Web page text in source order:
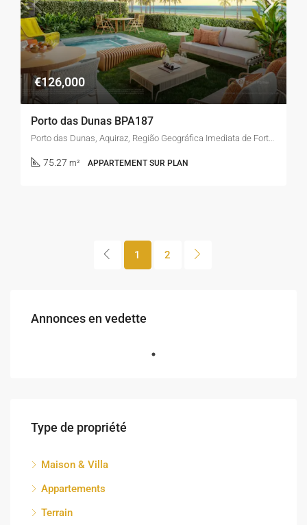
€126,000
Porto das Dunas BPA187
Porto das Dunas, Aquiraz, Região Geográfica Imediata de Fortaleza, Região Geográfica Intermediária de Fortaleza, Ceará, Região Nordeste, 60165-000, Brasil
75.27 m² APPARTEMENT SUR PLAN
1 2
Annonces en vedette
Type de propriété
Maison & Villa
Appartements
Terrain